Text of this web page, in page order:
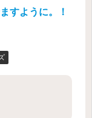
すように。！